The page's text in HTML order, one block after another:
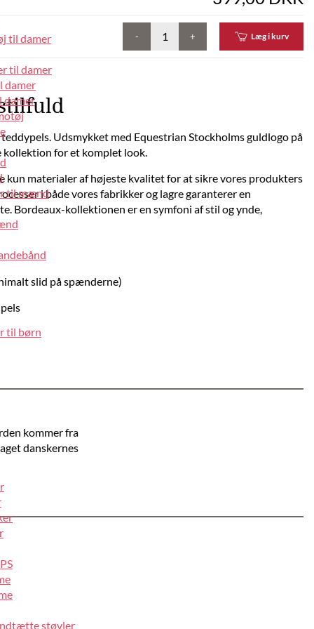
til damer
til damer
damer
damer
til mænd
til børn
støvler
- + Læg i kurv
Udsmykket med Equestrian Stockholms guldlogo på
kollektion for et komplet look.
materialer af højeste kvalitet for at sikre vores produkters
i både vores fabrikker og lagre garanterer en
Bordeaux-kollektionen er en symfoni af stil og ynde,
slid på spænderne)
kommer fra
danskernes